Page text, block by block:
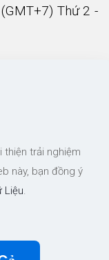
Thứ 2 -
về Công Ty
Sự
trải nghiệm
này, bạn đồng ý
Liệu.